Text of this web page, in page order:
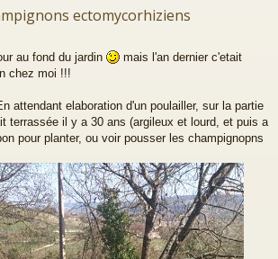
ectomycorhiziens
au fond du jardin
mais l'an dernier c'etait
chez moi !!!
attendant elaboration d'un poulailler, sur la partie
terrassée il y a 30 ans (argileux et lourd, et puis a
pour planter, ou voir pousser les champignopns